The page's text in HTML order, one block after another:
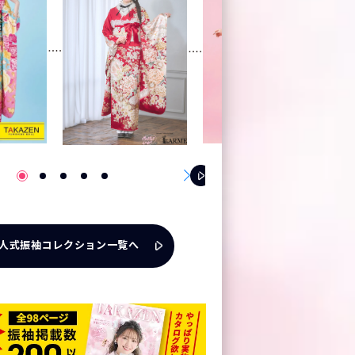
式振袖コレクション一覧へ